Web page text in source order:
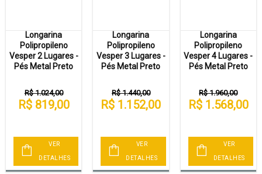
Longarina
Polipropileno
Vesper 2 Lugares -
Pés Metal Preto
R$ 1.024,00
R$ 819,00
VER
DETALHES
Longarina
Polipropileno
Vesper 3 Lugares -
Pés Metal Preto
R$ 1.440,00
R$ 1.152,00
VER
DETALHES
Longarina
Polipropileno
Vesper 4 Lugares -
Pés Metal Preto
R$ 1.960,00
R$ 1.568,00
VER
DETALHES